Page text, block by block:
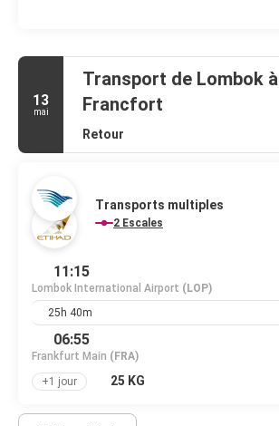
13
mai
Transport de Lombok à
Francfort
Retour
Transports multiples
2 Escales
11:15
Lombok International Airport (LOP)
25h 40m
06:55
Frankfurt Main (FRA)
+1 jour
25 KG